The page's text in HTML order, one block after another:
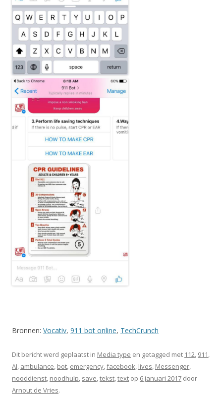
Bronnen: Vocativ, 911 bot online, TechCrunch
Dit bericht werd geplaatst in Media type en getagged met 112, 911,
AI, ambulance, bot, emergency,facebook, lives, Messenger,
nooddienst, noodhulp, save,tekst,text op 6 januari 2017 door
Arnout de Vries.